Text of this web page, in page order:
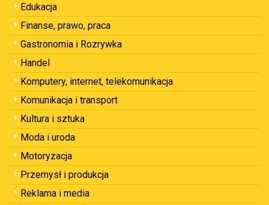
Edukacja
Finanse, prawo, praca
Gastronomia i Rozrywka
Handel
Komputery, internet, telekomunikacja
Komunikacja i transport
Kultura i sztuka
Moda i uroda
Motoryzacja
Przemysł i produkcja
Reklama i media